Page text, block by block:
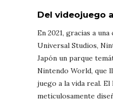
Del videojuego
En 2021, gracias a
Universal Studios,
Japón un parque
Nintendo World, que
juego a la vida real. El
meticulosamente